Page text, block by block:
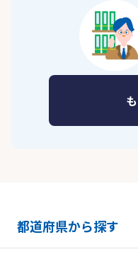
都道府県から探す